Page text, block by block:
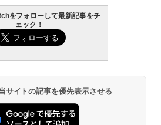
をフォローして最新記事をチ
ェック！
サイトの記事を優先表示させる